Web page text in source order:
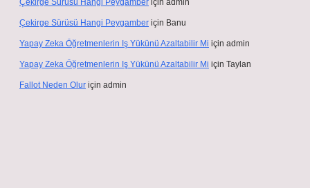
Çekirge Sürüsü Hangi Peygamber için admin
Çekirge Sürüsü Hangi Peygamber için Banu
Yapay Zeka Öğretmenlerin Iş Yükünü Azaltabilir Mi için admin
Yapay Zeka Öğretmenlerin Iş Yükünü Azaltabilir Mi için Taylan
Fallot Neden Olur için admin